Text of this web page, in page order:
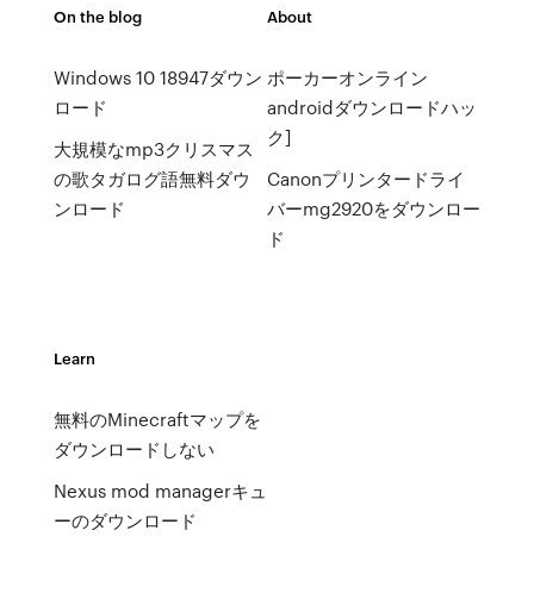
On the blog
Windows 10 18947ダウン
ロード
大規模なmp3クリスマス
の歌タガログ語無料ダウ
ンロード
About
ポーカーオンライン
androidダウンロードハッ
ク]
Canonプリンタードライ
バーmg2920をダウンロー
ド
Learn
無料のMinecraftマップを
ダウンロードしない
Nexus mod managerキュ
ーのダウンロード